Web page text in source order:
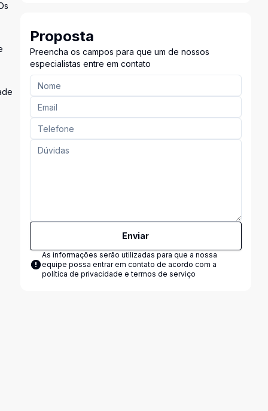
Proposta
Preencha os campos para que um de nossos
especialistas entre em contato
Enviar
As informações serão utilizadas para que a nossa
equipe possa entrar em contato de acordo com a
política de privacidade e termos de serviço